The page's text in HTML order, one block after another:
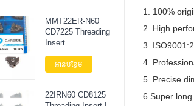
1. 100%
2. High
3.
4.
5. Precise
6.Super
MMT22ER-N60
CD7225 Threading
Insert
អានបន្ថែម
22IRN60 CD8125